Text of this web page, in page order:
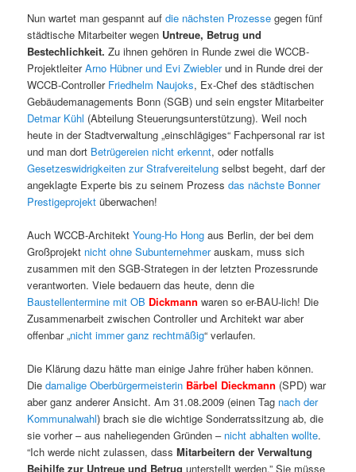
Nun wartet man gespannt aufdie nächsten Prozesse gegen fünf
städtische Mitarbeiter wegen Untreue, Betrug und
Bestechlichkeit.Zu ihnen gehören in Runde zwei die WCCB-
ProjektleiterArno Hübner und Evi Zwieblerund in Runde drei der
WCCB-Controller Friedhelm Naujoks, Ex-Chef des städtischen
Gebäudemanagements Bonn (SGB) und sein engster Mitarbeiter
Detmar Kühl (Abteilung Steuerungsunterstützung). Weil noch
heute in der Stadtverwaltung „einschlägiges“ Fachpersonal rar ist
und man dort Betrügereien nicht erkennt, oder notfalls
Gesetzeswidrigkeiten zur Strafvereitelungselbst begeht, darf der
angeklagte Experte bis zu seinem Prozessdas nächste Bonner
Prestigeprojekt überwachen!
Auch WCCB-ArchitektYoung-Ho Hong aus Berlin, der bei dem
Großprojekt nicht ohne Subunternehmerauskam, muss sich
zusammen mit den SGB-Strategen in der letzten Prozessrunde
verantworten. Viele bedauern das heute, denn die
Baustellentermine mit OB Dickmann waren so er-BAU-lich! Die
Zusammenarbeit zwischen Controller und Architekt war aber
offenbar „nicht immer ganz rechtmäßig“ verlaufen.
Die Klärung dazu hätte man einige Jahre früher haben können.
Diedamalige Oberbürgermeisterin Bärbel Dieckmann (SPD) war
aber ganz anderer Ansicht. Am 31.08.2009 (einen Tag nach der
Kommunalwahl) brach sie die wichtige Sonderratssitzung ab, die
sie vorher – aus naheliegenden Gründen – nicht abhalten wollte.
“Ich werde nicht zulassen, dassMitarbeitern der Verwaltung
Beihilfe zur Untreue und Betrug unterstellt werden.” Sie müsse